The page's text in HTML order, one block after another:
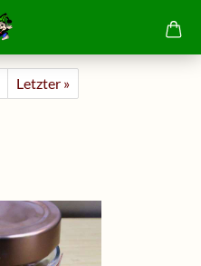
Letzter »